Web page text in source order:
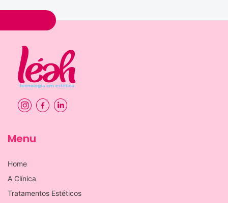
Menu
Home
A Clínica
Tratamentos Estéticos